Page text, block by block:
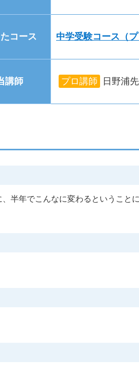
コース 中学受験コース（プ
講師 プロ講師 日野浦
半年でこんなに変わるということ